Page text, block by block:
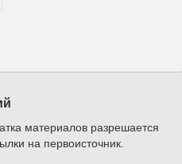
материалов разрешается
на первоисточник.